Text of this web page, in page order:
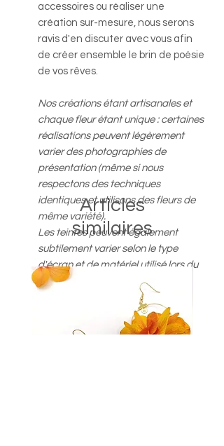
accessoires ou réaliser une
création sur-mesure, nous serons
ravis d'en discuter avec vous afin
de créer ensemble le brin de poésie
de vos rêves.
Nos créations étant artisanales et
chaque fleur étant unique : certaines
réalisations peuvent légèrement
varier des photographies de
présentation (même si nous
respectons des techniques
identiques et utilisons des fleurs de
même variété).
Les teintes peuvent également
subtilement varier selon le type
d'écran et de matériel utilisé lors du
visionnage.
Articles
similaires